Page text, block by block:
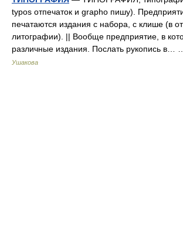
typos отпечаток и grapho пишу).
печатаются издания с набора, с клише (в
литографии). || Вообще предприятие, в
различные издания. Послать рукопись в…
Ушакова